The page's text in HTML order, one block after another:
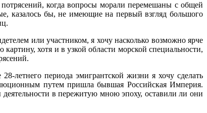
когда вопросы морали перемеша­ны с общей
казалось бы, не имеющие на первый взгляд большого
или участником, я хочу насколько возможно ярче
хотя и в узкой обла­сти морской специальности,
летнего периода эмигрантской жизни я хо­чу сделать
путем пришла бывшая Россий­ская Империя.
в пережитую мною эпоху, оставили ли они